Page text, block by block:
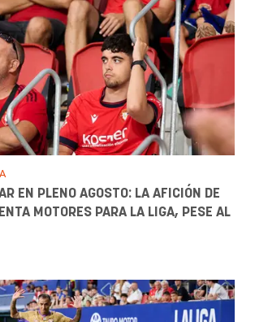
EN PLENO AGOSTO: LA AFICIÓN DE
MOTORES PARA LA LIGA, PESE AL